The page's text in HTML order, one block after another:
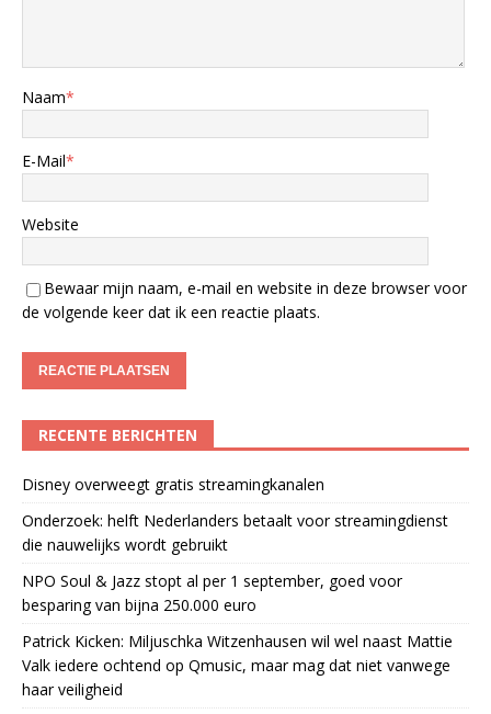
Naam*
E-Mail*
Website
Bewaar mijn naam, e-mail en website in deze browser voor
de volgende keer dat ik een reactie plaats.
RECENTE BERICHTEN
Disney overweegt gratis streamingkanalen
Onderzoek: helft Nederlanders betaalt voor streamingdienst
die nauwelijks wordt gebruikt
NPO Soul & Jazz stopt al per 1 september, goed voor
besparing van bijna 250.000 euro
Patrick Kicken: Miljuschka Witzenhausen wil wel naast Mattie
Valk iedere ochtend op Qmusic, maar mag dat niet vanwege
haar veiligheid